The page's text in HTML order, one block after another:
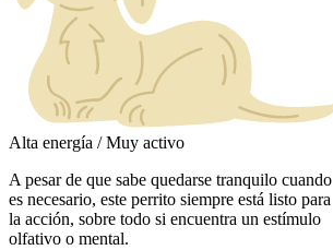
Alta energía / Muy activo
A pesar de que sabe quedarse tranquilo cuando
es necesario, este perrito siempre está listo para
la acción, sobre todo si encuentra un estímulo
olfativo o mental.